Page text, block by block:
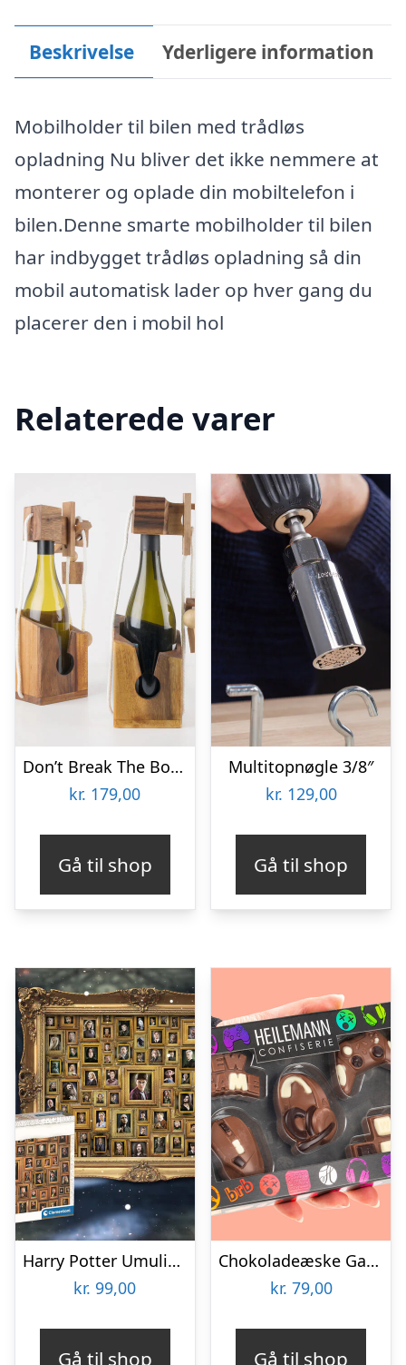
Beskrivelse Yderligere information
Mobilholder til bilen med trådløs
opladning Nu bliver det ikke nemmere at
monterer og oplade din mobiltelefon i
bilen.Denne smarte mobilholder til bilen
har indbygget trådløs opladning så din
mobil automatisk lader op hver gang du
placerer den i mobil hol
Relaterede varer
Don’t Break The Bottle
kr. 179,00
Gå til shop
Multitopnøgle 3/8″
kr. 129,00
Gå til shop
Harry Potter Umulig Puslespil
kr. 99,00
Gå til shop
Chokoladeæske Gaming
kr. 79,00
Gå til shop